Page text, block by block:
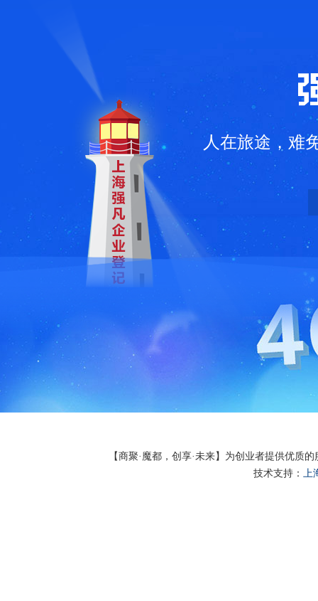
企业登记代理有限公司
人在旅途，难
【商聚·魔都，创享·未来】为创业者提供优质
技术支持： 上